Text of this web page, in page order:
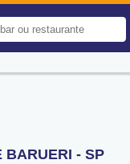
BARUERI - SP